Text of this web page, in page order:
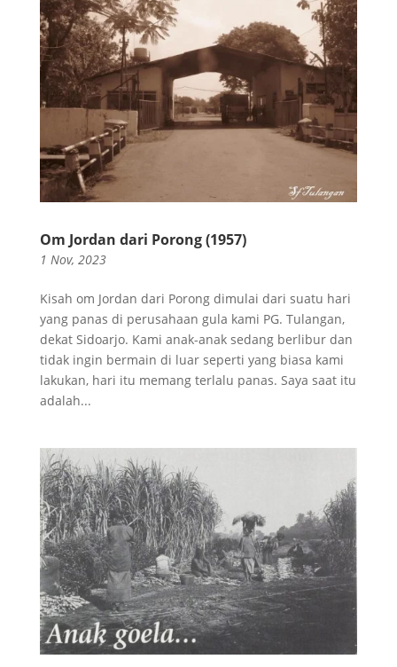
Om Jordan dari Porong (1957)
1 Nov, 2023
Kisah om Jordan dari Porong dimulai dari suatu hari
yang panas di perusahaan gula kami PG. Tulangan,
dekat Sidoarjo. Kami anak-anak sedang berlibur dan
tidak ingin bermain di luar seperti yang biasa kami
lakukan, hari itu memang terlalu panas. Saya saat itu
adalah...